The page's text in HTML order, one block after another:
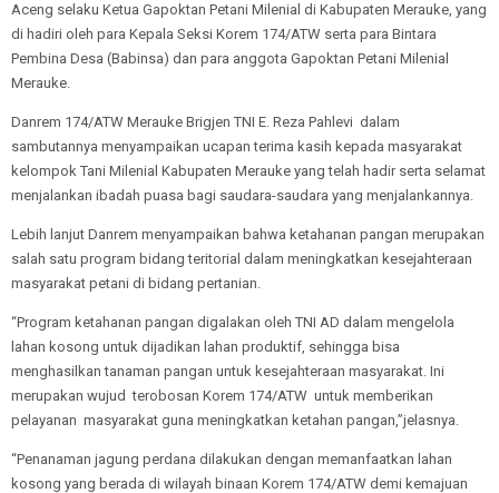
Aceng selaku Ketua Gapoktan Petani Milenial di Kabupaten Merauke, yang
di hadiri oleh para Kepala Seksi Korem 174/ATW serta para Bintara
Pembina Desa (Babinsa) dan para anggota Gapoktan Petani Milenial
Merauke.
Danrem 174/ATW Merauke Brigjen TNI E. Reza Pahlevi dalam
sambutannya menyampaikan ucapan terima kasih kepada masyarakat
kelompok Tani Milenial Kabupaten Merauke yang telah hadir serta selamat
menjalankan ibadah puasa bagi saudara-saudara yang menjalankannya.
Lebih lanjut Danrem menyampaikan bahwa ketahanan pangan merupakan
salah satu program bidang teritorial dalam meningkatkan kesejahteraan
masyarakat petani di bidang pertanian.
“Program ketahanan pangan digalakan oleh TNI AD dalam mengelola
lahan kosong untuk dijadikan lahan produktif, sehingga bisa
menghasilkan tanaman pangan untuk kesejahteraan masyarakat. Ini
merupakan wujud terobosan Korem 174/ATW untuk memberikan
pelayanan masyarakat guna meningkatkan ketahan pangan,”jelasnya.
“Penanaman jagung perdana dilakukan dengan memanfaatkan lahan
kosong yang berada di wilayah binaan Korem 174/ATW demi kemajuan